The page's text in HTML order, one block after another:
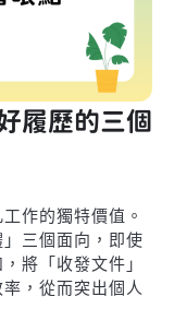
履歷的三個
作的獨特價值。
三個面向，即使
將「收發文件」
，從而突出個人